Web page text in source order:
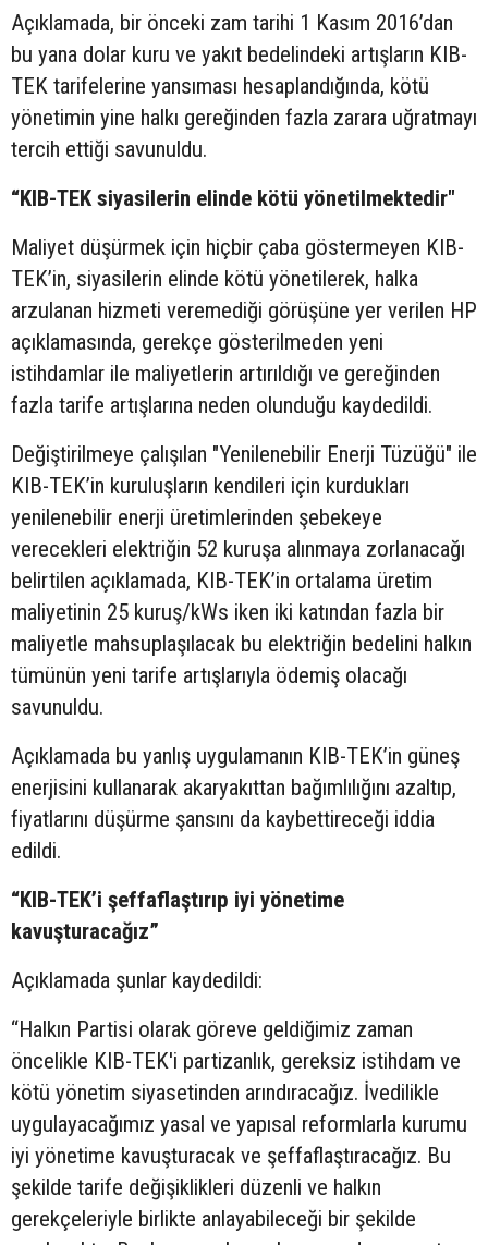
Açıklamada, bir önceki zam tarihi 1 Kasım 2016’dan
bu yana dolar kuru ve yakıt bedelindeki artışların KIB-
TEK tarifelerine yansıması hesaplandığında, kötü
yönetimin yine halkı gereğinden fazla zarara uğratmayı
tercih ettiği savunuldu.
“KIB-TEK siyasilerin elinde kötü yönetilmektedir"
Maliyet düşürmek için hiçbir çaba göstermeyen KIB-
TEK’in, siyasilerin elinde kötü yönetilerek, halka
arzulanan hizmeti veremediği görüşüne yer verilen HP
açıklamasında, gerekçe gösterilmeden yeni
istihdamlar ile maliyetlerin artırıldığı ve gereğinden
fazla tarife artışlarına neden olunduğu kaydedildi.
Değiştirilmeye çalışılan "Yenilenebilir Enerji Tüzüğü" ile
KIB-TEK’in kuruluşların kendileri için kurdukları
yenilenebilir enerji üretimlerinden şebekeye
verecekleri elektriğin 52 kuruşa alınmaya zorlanacağı
belirtilen açıklamada, KIB-TEK’in ortalama üretim
maliyetinin 25 kuruş/kWs iken iki katından fazla bir
maliyetle mahsuplaşılacak bu elektriğin bedelini halkın
tümünün yeni tarife artışlarıyla ödemiş olacağı
savunuldu.
Açıklamada bu yanlış uygulamanın KIB-TEK’in güneş
enerjisini kullanarak akaryakıttan bağımlılığını azaltıp,
fiyatlarını düşürme şansını da kaybettireceği iddia
edildi.
“KIB-TEK’i şeffaflaştırıp iyi yönetime
kavuşturacağız”
Açıklamada şunlar kaydedildi:
“Halkın Partisi olarak göreve geldiğimiz zaman
öncelikle KIB-TEK'i partizanlık, gereksiz istihdam ve
kötü yönetim siyasetinden arındıracağız. İvedilikle
uygulayacağımız yasal ve yapısal reformlarla kurumu
iyi yönetime kavuşturacak ve şeffaflaştıracağız. Bu
şekilde tarife değişiklikleri düzenli ve halkın
gerekçeleriyle birlikte anlayabileceği bir şekilde